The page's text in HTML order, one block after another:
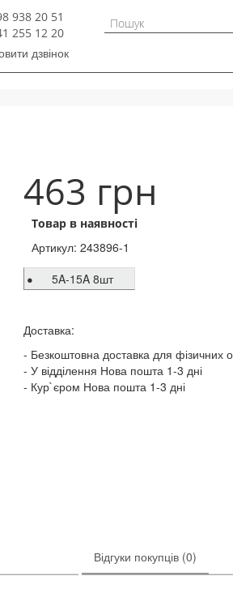
938 20 51
255 12 20
дзвінок
463 грн
Товар в наявності
Артикул: 243896-1
5A-15A 8шт
Доставка:
Безкоштовна доставка для фізичних
У відділення Нова пошта 1-3 дні
Кур`єром Нова пошта 1-3 дні
Відгуки покупців (0)